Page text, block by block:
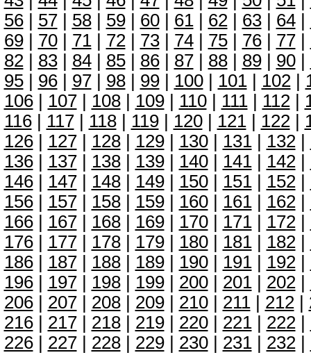
56| 57| 58| 59| 60| 61| 62| 63| 64|
69| 70| 71| 72| 73| 74| 75| 76| 77|
82| 83| 84| 85| 86| 87| 88| 89| 90|
95| 96| 97| 98| 99| 100| 101| 102|
106| 107| 108| 109| 110| 111| 112|
116| 117| 118| 119| 120| 121| 122|
126| 127| 128| 129| 130| 131| 132|
136| 137| 138| 139| 140| 141| 142|
146| 147| 148| 149| 150| 151| 152|
156| 157| 158| 159| 160| 161| 162|
166| 167| 168| 169| 170| 171| 172|
176| 177| 178| 179| 180| 181| 182|
186| 187| 188| 189| 190| 191| 192|
196| 197| 198| 199| 200| 201| 202|
206| 207| 208| 209| 210| 211| 212|
216| 217| 218| 219| 220| 221| 222|
226| 227| 228| 229| 230| 231| 232|